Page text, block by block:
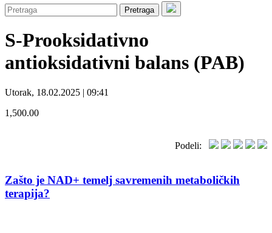
Pretraga
S-Prooksidativno
antioksidativni balans (PAB)
Utorak, 18.02.2025 | 09:41
1,500.00
Podeli:
Zašto je NAD+ temelj savremenih metaboličkih
terapija?